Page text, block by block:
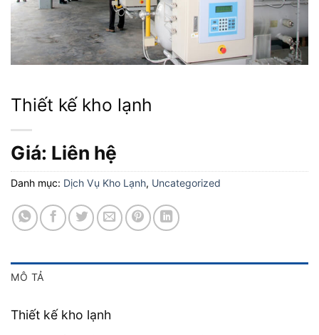
Thiết kế kho lạnh
Giá: Liên hệ
Danh mục: Dịch Vụ Kho Lạnh, Uncategorized
MÔ TẢ
Thiết kế kho lạnh